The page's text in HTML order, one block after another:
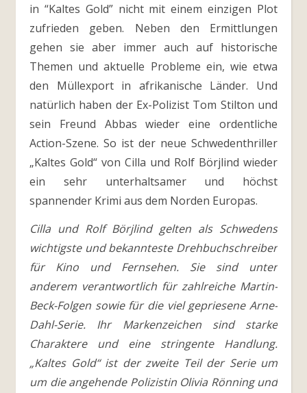
in “Kaltes Gold” nicht mit einem einzigen Plot
zufrieden geben. Neben den Ermittlungen
gehen sie aber immer auch auf historische
Themen und aktuelle Probleme ein, wie etwa
den Müllexport in afrikanische Länder. Und
natürlich haben der Ex-Polizist Tom Stilton und
sein Freund Abbas wieder eine ordentliche
Action-Szene. So ist der neue Schwedenthriller
„Kaltes Gold“ von Cilla und Rolf Börjlind wieder
ein sehr unterhaltsamer und höchst
spannender Krimi aus dem Norden Europas.
Cilla und Rolf Börjlind gelten als Schwedens
wichtigste und bekannteste Drehbuchschreiber
für Kino und Fernsehen. Sie sind unter
anderem verantwortlich für zahlreiche Martin-
Beck-Folgen sowie für die viel gepriesene Arne-
Dahl-Serie. Ihr Markenzeichen sind starke
Charaktere und eine stringente Handlung.
„Kaltes Gold“ ist der zweite Teil der Serie um
um die angehende Polizistin Olivia Rönning und